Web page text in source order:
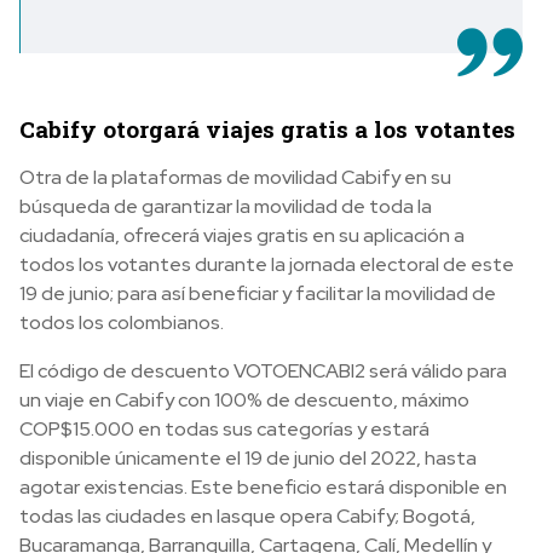
Cabify otorgará viajes gratis a los votantes
Otra de la plataformas de movilidad Cabify en su
búsqueda de garantizar la movilidad de toda la
ciudadanía, ofrecerá viajes gratis en su aplicación a
todos los votantes durante la jornada electoral de este
19 de junio; para así beneficiar y facilitar la movilidad de
todos los colombianos.
El código de descuento VOTOENCABI2 será válido para
un viaje en Cabify con 100% de descuento, máximo
COP$15.000 en todas sus categorías y estará
disponible únicamente el 19 de junio del 2022, hasta
agotar existencias.Este beneficio estará disponible en
todas las ciudades en lasque opera Cabify; Bogotá,
Bucaramanga, Barranquilla, Cartagena, Calí, Medellín y